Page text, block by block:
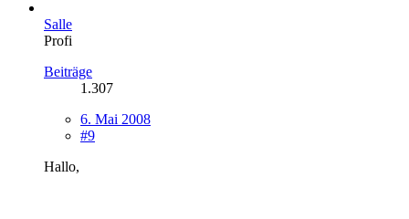
Salle
Profi
Beiträge
1.307
6. Mai 2008
#9
Hallo,